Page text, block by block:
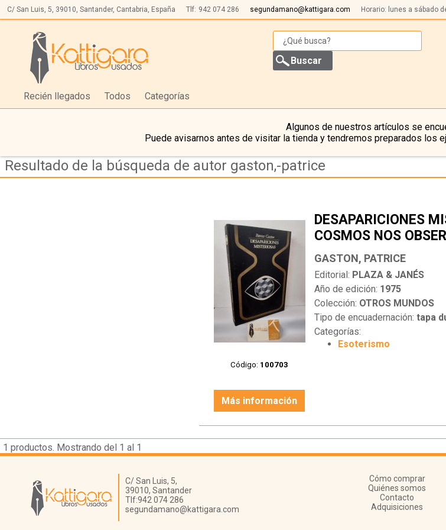
C/ San Luis, 5, 39010, Santander, Cantabria, España Tlf: 942 074 286 segundamano@kattigara.com Horario: lunes a sábado
Recién llegados Todos Categorías
Algunos de nuestros artículos se
Puede avisarnos antes de visitar la tienda y tendremos preparados los
Resultado de la búsqueda de autor gaston,-patrice
Código: 100703
DESAPARICIONES
COSMOS NOS
GASTON, PATRICE
Editorial: PLAZA & JANÉS
Año de edición: 1975
Colección: OTROS MUNDOS
Tipo de encuadernación: tapa
Categorías:
Esoterismo
Más información
1 productos. Mostrando del 1 al 1
Librería Kattigara
C/ San Luis, 5,
39010, Santander
Tlf:942 074 286
segundamano@kattigara.com
Cómo comprar
Quiénes somos
Contacto
Adquisiciones